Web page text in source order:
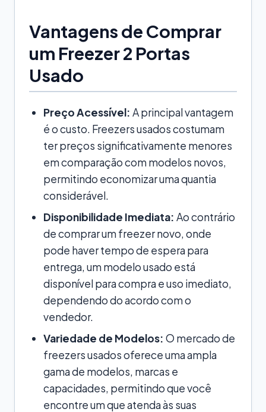
Vantagens de Comprar
um Freezer 2 Portas
Usado
Preço Acessível: A principal vantagem
é o custo. Freezers usados costumam
ter preços significativamente menores
em comparação com modelos novos,
permitindo economizar uma quantia
considerável.
Disponibilidade Imediata: Ao contrário
de comprar um freezer novo, onde
pode haver tempo de espera para
entrega, um modelo usado está
disponível para compra e uso imediato,
dependendo do acordo com o
vendedor.
Variedade de Modelos: O mercado de
freezers usados oferece uma ampla
gama de modelos, marcas e
capacidades, permitindo que você
encontre um que atenda às suas